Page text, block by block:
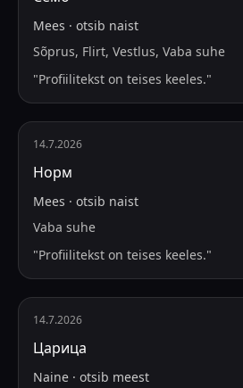
Mees · otsib naist
Sõprus, Flirt, Vestlus, Vaba suhe
"Profiilitekst on teises keeles."
14.7.2026
Норм
Mees · otsib naist
Vaba suhe
"Profiilitekst on teises keeles."
14.7.2026
Царица
Naine · otsib meest